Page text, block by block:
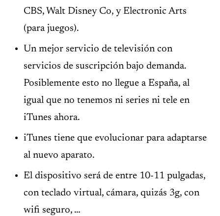
CBS, Walt Disney Co, y Electronic Arts
(para juegos).
Un mejor servicio de televisión con
servicios de suscripción bajo demanda.
Posiblemente esto no llegue a España, al
igual que no tenemos ni series ni tele en
iTunes ahora.
iTunes tiene que evolucionar para adaptarse
al nuevo aparato.
El dispositivo será de entre 10-11 pulgadas,
con teclado virtual, cámara, quizás 3g, con
wifi seguro, …